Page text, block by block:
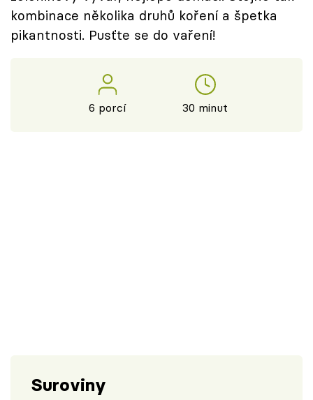
Sledujte prima+
kombinace několika druhů koření a špetka
pikantnosti. Pusťte se do vaření!
6 porcí 30 minut
Suroviny